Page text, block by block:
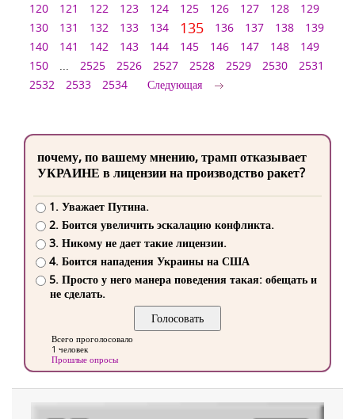
120
121 122 123 124 125 126 127 128
129
130
131 132 133 134 135 136 137 138
139
140
141 142 143 144 145 146 147 148
149
150
... 2525 2526 2527 2528 2529 2530
2531
2532
2533 2534 Следующая
почему, по вашему мнению, трамп отказывает
УКРАИНЕ в лицензии на производство ракет?
1. Уважает Путина.
2. Боится увеличить эскалацию конфликта.
3. Никому не дает такие лицензии.
4. Боится нападения Украины на США
5. Просто у него манера поведения такая: обещать и
не сделать.
Всего проголосовало
1 человек
Прошлые опросы